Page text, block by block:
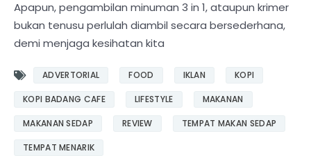
Apapun, pengambilan minuman 3 in 1, ataupun krimer
bukan tenusu perlulah diambil secara bersederhana,
demi menjaga kesihatan kita
ADVERTORIAL FOOD IKLAN KOPI
KOPI BADANG CAFE LIFESTYLE MAKANAN
MAKANAN SEDAP REVIEW TEMPAT MAKAN SEDAP
TEMPAT MENARIK